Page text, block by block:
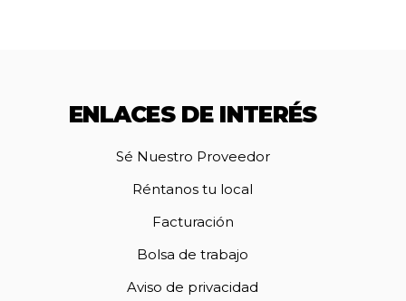
ENLACES DE INTERÉS
Sé Nuestro Proveedor
Réntanos tu local
Facturación
Bolsa de trabajo
Aviso de privacidad